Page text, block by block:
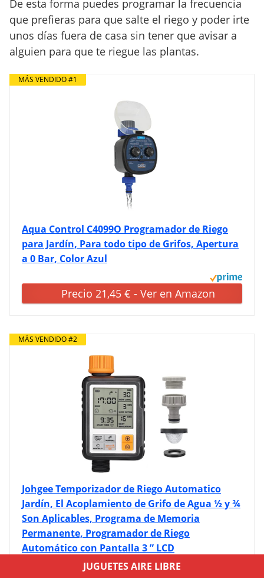
De esta forma puedes programar la frecuencia
que prefieras para que salte el riego y poder irte
unos días fuera de casa sin tener que avisar a
alguien para que te riegue las plantas.
MÁS VENDIDO #1
Aqua Control C4099O Programador de Riego
para Jardín, Para todo tipo de Grifos, Apertura
a 0 Bar, Color Azul
Precio 21,45 € - Ver en Amazon
MÁS VENDIDO #2
Johgee Temporizador de Riego Automatico
Jardín, El Acoplamiento de Grifo de Agua ½ y ¾
Son Aplicables, Programa de Memoria
Permanente, Programador de Riego
Automático con Pantalla 3 ” LCD
Precio 30,59 € - Ver en Amazon
JUGUETES AIRE LIBRE